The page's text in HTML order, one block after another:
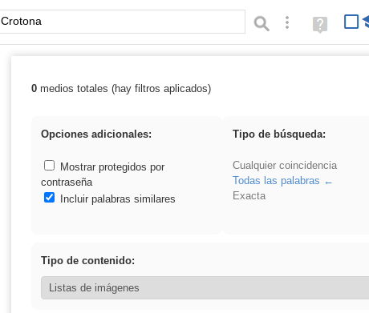
Palabra o frase: Búsqueda avanzada
Ayuda
(en
Resultados de: Crotona
0medios totales (hay filtros aplicados)
Opciones adicionales:
Mostrar protegidos por
contraseña
Incluir palabras similares
Tipo de búsqueda:
Cualquier coincidencia
Todas las palabras
Exacta
Tipo de contenido: